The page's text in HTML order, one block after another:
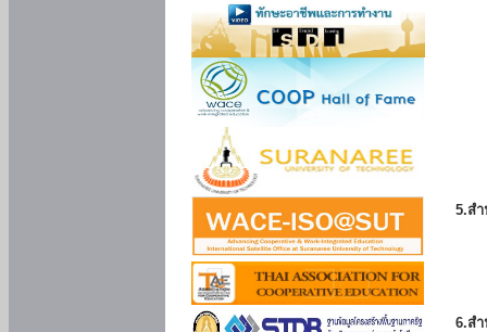
5.ส
6.ส